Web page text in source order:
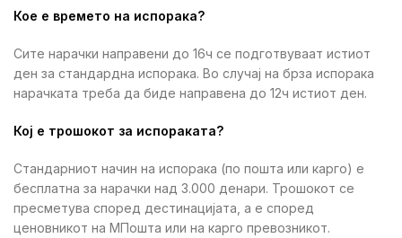
Кое е времето на испорака?
Сите нарачки направени до 16ч се подготвуваат истиот
ден за стандардна испорака. Во случај на брза испорака
нарачката треба да биде направена до 12ч истиот ден.
Кој е трошокот за испораката?
Стандарниот начин на испорака (по пошта или карго) е
бесплатна за нарачки над 3.000 денари. Трошокот се
пресметува според дестинацијата, а е според
ценовникот на МПошта или на карго превозникот.